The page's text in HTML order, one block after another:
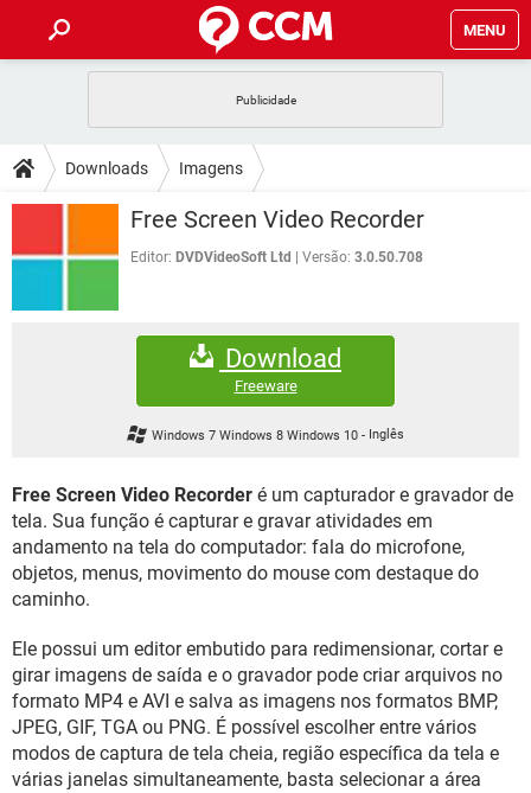
MENU
CELULAR
EXCEL
INSTAGRAM GMAIL
DICAS
JOGOS
JOGOS WHATSAPP
EXCEL
GMAIL
FACEBOOK
EXCEL
GMAIL
WHATSAPP
INSTAGRAM GMAIL
GUIA DE COMPRAS
Downloads Imagens
Free Screen Video Recorder
Editor: DVDVideoSoft Ltd Versão: 3.0.50.708
Download
Freeware
Windows 7 Windows 8 Windows 10 - Inglês
Free Screen Video Recorder é um capturador e gravador de
tela. Sua função é capturar e gravar atividades em
andamento na tela do computador: fala do microfone,
objetos, menus, movimento do mouse com destaque do
caminho.
Ele possui um editor embutido para redimensionar, cortar e
girar imagens de saída e o gravador pode criar arquivos no
formato MP4 e AVI e salva as imagens nos formatos BMP,
JPEG, GIF, TGA ou PNG. É possível escolher entre vários
modos de captura de tela cheia, região específica da tela e
várias janelas simultaneamente, basta selecionar a área